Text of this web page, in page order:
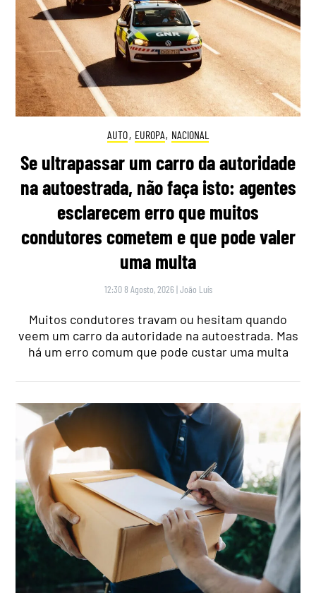
AUTO, EUROPA, NACIONAL
Se ultrapassar um carro da autoridade
na autoestrada, não faça isto: agentes
esclarecem erro que muitos
condutores cometem e que pode valer
uma multa
12:30 8 Agosto, 2026 |João Luís
Muitos condutores travam ou hesitam quando
veem um carro da autoridade na autoestrada. Mas
há um erro comum que pode custar uma multa